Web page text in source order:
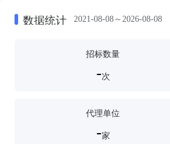
数据统计 2021-08-08～2026-08-08
招标数量
-次
代理单位
-家